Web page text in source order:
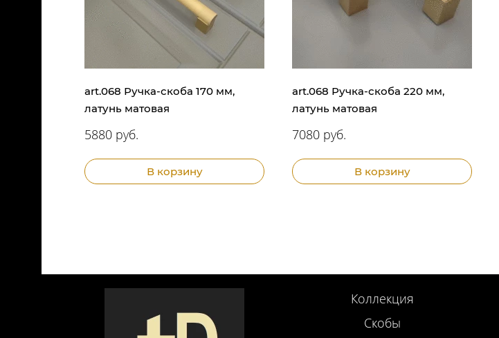
art.068 Ручка-скоба 170 мм,
латунь матовая
5880 руб.
В корзину
art.068 Ручка-скоба 220 мм,
латунь матовая
7080 руб.
В корзину
Коллекция
Скобы